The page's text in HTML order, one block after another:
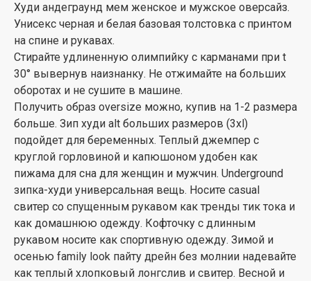
Худи андеграунд мем женское и мужское оверсайз.
Унисекс черная и белая базовая толстовка с принтом
на спине и рукавах.
Стирайте удлиненную олимпийку с карманами при t
30° вывернув наизнанку. Не отжимайте на больших
оборотах и не сушите в машине.
Получить образ oversize можно, купив на 1-2 размера
больше. Зип худи alt больших размеров (3xl)
подойдет для беременных. Теплый джемпер с
круглой горловиной и капюшоном удобен как
пижама для сна для женщин и мужчин. Underground
зипка-худи универсальная вещь. Носите casual
свитер со спущенным рукавом как тренды тик тока и
как домашнюю одежду. Кофточку с длинным
рукавом носите как спортивную одежду. Зимой и
осенью family look пайту дрейн без молнии надевайте
как теплый хлопковый лонгслив и свитер. Весной и